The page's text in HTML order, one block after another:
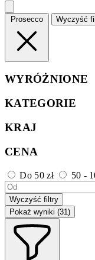
Prosecco Wyczyść
WYRÓŻNIONE
KATEGORIE
KRAJ
CENA
Do 50 zł 50 -
Wyczyść filtry
Pokaż wyniki (31)